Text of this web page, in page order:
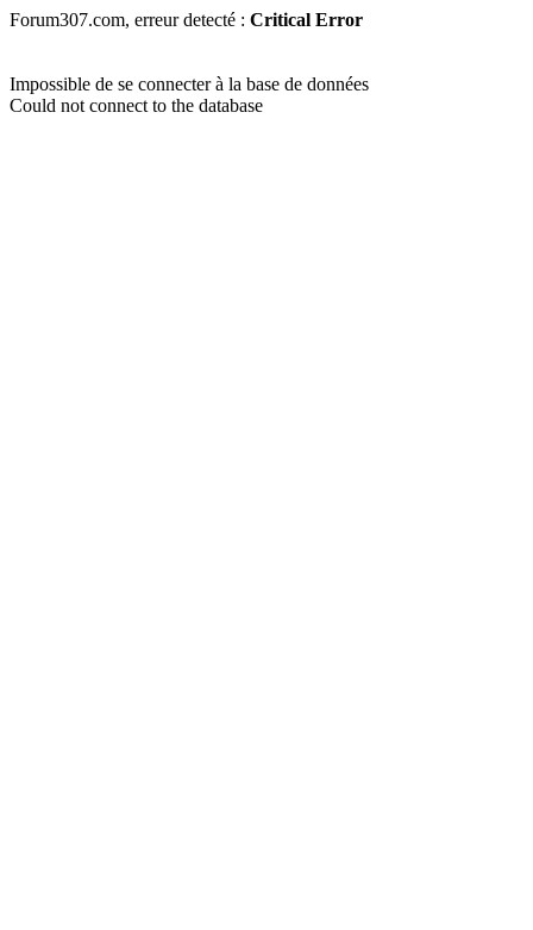
Forum307.com, erreur detecté : Critical Error
Impossible de se connecter à la base de données
Could not connect to the database